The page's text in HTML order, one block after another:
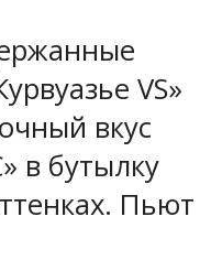
VS»
вкус
в бутылку
Пьют